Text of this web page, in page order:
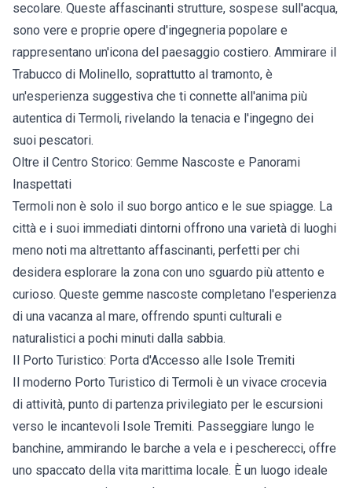
secolare. Queste affascinanti strutture, sospese sull'acqua,
sono vere e proprie opere d'ingegneria popolare e
rappresentano un'icona del paesaggio costiero. Ammirare il
Trabucco di Molinello, soprattutto al tramonto, è
un'esperienza suggestiva che ti connette all'anima più
autentica di Termoli, rivelando la tenacia e l'ingegno dei
suoi pescatori.
Oltre il Centro Storico: Gemme Nascoste e Panorami
Inaspettati
Termoli non è solo il suo borgo antico e le sue spiagge. La
città e i suoi immediati dintorni offrono una varietà di luoghi
meno noti ma altrettanto affascinanti, perfetti per chi
desidera esplorare la zona con uno sguardo più attento e
curioso. Queste gemme nascoste completano l'esperienza
di una vacanza al mare, offrendo spunti culturali e
naturalistici a pochi minuti dalla sabbia.
Il Porto Turistico: Porta d'Accesso alle Isole Tremiti
Il moderno Porto Turistico di Termoli è un vivace crocevia
di attività, punto di partenza privilegiato per le escursioni
verso le incantevoli Isole Tremiti. Passeggiare lungo le
banchine, ammirando le barche a vela e i pescherecci, offre
uno spaccato della vita marittima locale. È un luogo ideale